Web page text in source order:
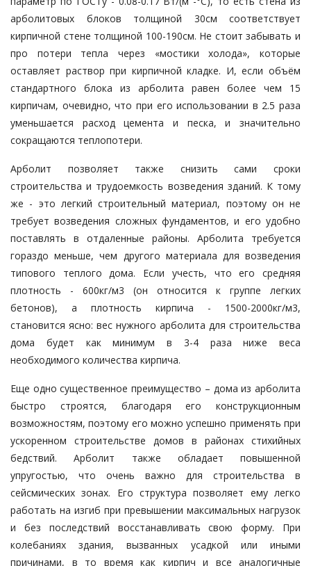
арболитовых блоков толщиной 30см соответствует
кирпичной стене толщиной 100-190см. Не стоит забывать и
про потери тепла через «мостики холода», которые
оставляет раствор при кирпичной кладке. И, если объём
стандартного блока из арболита равен более чем 15
кирпичам, очевидно, что при его использовании в 2.5 раза
уменьшается расход цемента и песка, и значительно
сокращаются теплопотери.
Арболит позволяет также снизить сами сроки
строительства и трудоемкость возведения зданий. К тому
же - это легкий строительный материал, поэтому он не
требует возведения сложных фундаментов, и его удобно
поставлять в отдаленные районы. Арболита требуется
гораздо меньше, чем другого материала для возведения
типового теплого дома. Если учесть, что его средняя
плотность - 600кг/м3 (он относится к группе легких
бетонов), а плотность кирпича - 1500-2000кг/м3,
становится ясно: вес нужного арболита для строительства
дома будет как минимум в 3-4 раза ниже веса
необходимого количества кирпича.
Еще одно существенное преимущество – дома из арболита
быстро строятся, благодаря его конструкционным
возможностям, поэтому его можно успешно применять при
ускоренном строительстве домов в районах стихийных
бедствий. Арболит также обладает повышенной
упругостью, что очень важно для строительства в
сейсмических зонах. Его структура позволяет ему легко
работать на изгиб при превышении максимальных нагрузок
и без последствий восстанавливать свою форму. При
колебаниях здания, вызванных усадкой или иными
причинами, в то время как кирпич и все аналогичные